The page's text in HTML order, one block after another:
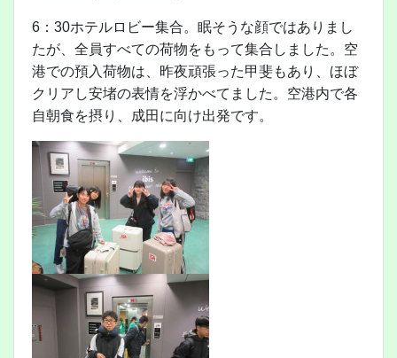
6：30ホテルロビー集合。眠そうな顔ではありまし
たが、全員すべての荷物をもって集合しました。空
港での預入荷物は、昨夜頑張った甲斐もあり、ほぼ
クリアし安堵の表情を浮かべてました。空港内で各
自朝食を摂り、成田に向け出発です。